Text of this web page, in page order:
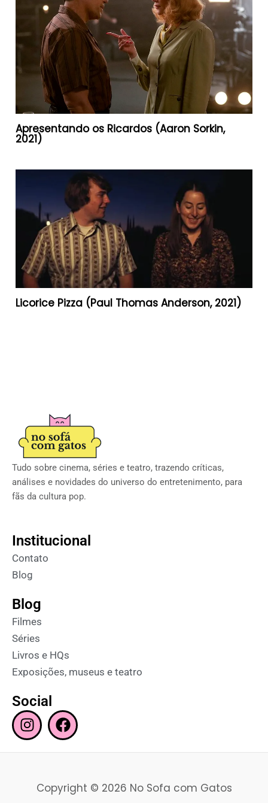
Apresentando os Ricardos (Aaron Sorkin,
2021)
Licorice Pizza (Paul Thomas Anderson, 2021)
Tudo sobre cinema, séries e teatro, trazendo críticas,
análises e novidades do universo do entretenimento, para
fãs da cultura pop.
Institucional
Contato
Blog
Blog
Filmes
Séries
Livros e HQs
Exposições, museus e teatro
Social
I
n
s
F
a
c
o
Copyright © 2026 No Sofa com Gatos